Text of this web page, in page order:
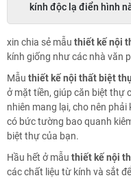
kính độc lạ điển hình
xin chia sẻ mẫu thiết kế nội
kính giống như các nhà văn
Mẫu thiết kế nội thất biệt
ở mặt tiền, giúp căn biệt thự
nhiên mang lại, cho nên
có bức tường bao quanh
biệt thự của bạn.
Hầu hết ở mẫu thiết kế nội
các chất liệu từ kính và sắt